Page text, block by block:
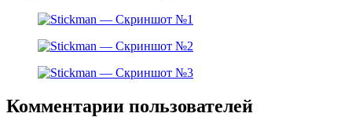
Комментарии пользователей